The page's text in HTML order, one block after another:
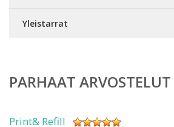
Yleistarrat
PARHAAT ARVOSTELUT
Print& Refill